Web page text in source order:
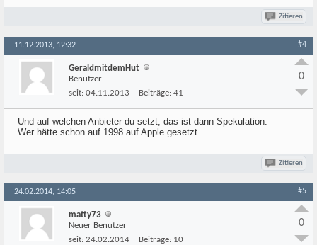
Zitieren
11.12.2013, 12:32 #4
GeraldmitdemHut
Benutzer
seit: 04.11.2013 Beiträge: 41
0
Und auf welchen Anbieter du setzt, das ist dann Spekulation.
Wer hätte schon auf 1998 auf Apple gesetzt.
Zitieren
24.02.2014, 14:05 #5
matty73
Neuer Benutzer
seit: 24.02.2014 Beiträge: 10
0